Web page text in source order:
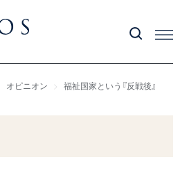
オピニオン 福祉国家という『反戦後』